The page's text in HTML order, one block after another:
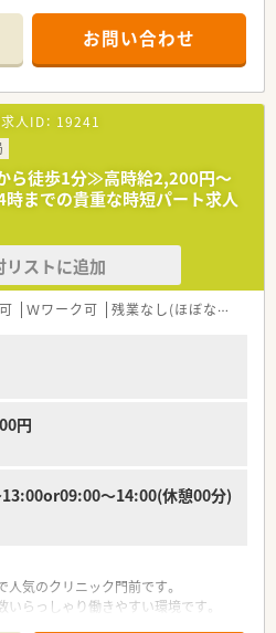
処方箋を1日平均110枚ほど応需して
できる環境が整っています。
名と事務員4名で運営していますが、
より、さらなる余裕を持った対応を目指
について】
と健康サポート機能の強化を目的と
ために新たな正社員を急募しておりま
も前向きに取り組める方を求めていま
ら若手まで幅広く歓迎しており、店
しながら柔軟に受け入れを行っていま
を中心に約30店舗を展開しており、地
薬局グループの一員として、安定した
薬局」の認可取得を目指す方針を掲げ
値を高める取り組みに注力しています。
という高待遇での提示が可能であり、
い方の相談にも柔軟に対応いたしま
お問い合わせ
人ID： 19241
ら徒歩1分≫高時給2,200円～
時までの貴重な時短パート求人
リストに追加
Ｗワーク可 残業なし(ほぼなし含む)
円
～14:00(休憩00分)
気のクリニック門前です。
らっしゃり働きやすい環境です。